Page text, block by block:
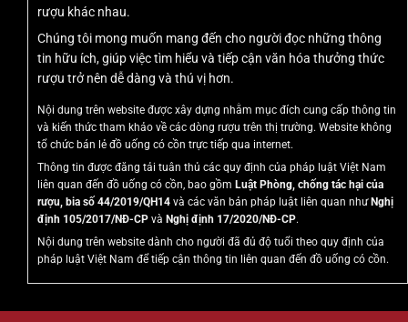
rượu khác nhau.
Chúng tôi mong muốn mang đến cho người đọc những thông
tin hữu ích, giúp việc tìm hiểu và tiếp cận văn hóa thưởng thức
rượu trở nên dễ dàng và thú vị hơn.
Nội dung trên website được xây dựng nhằm mục đích cung cấp thông tin
và kiến thức tham khảo về các dòng rượu trên thị trường. Website không
tổ chức bán lẻ đồ uống có cồn trực tiếp qua internet.
Thông tin được đăng tải tuân thủ các quy định của pháp luật Việt Nam
liên quan đến đồ uống có cồn, bao gồm Luật Phòng, chống tác hại của
rượu, bia số 44/2019/QH14 và các văn bản pháp luật liên quan nhưNghị
định 105/2017/NĐ-CP và Nghị định 17/2020/NĐ-CP.
Nội dung trên website dành cho người đã đủ độ tuổi theo quy định của
pháp luật Việt Nam để tiếp cận thông tin liên quan đến đồ uống có cồn.